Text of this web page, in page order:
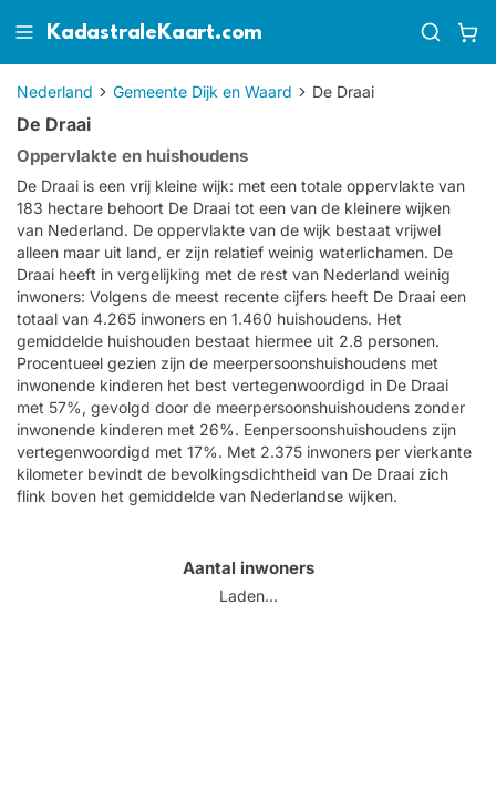
KadastraleKaart.com
Nederland Gemeente Dijk en Waard De Draai
De Draai
Oppervlakte en huishoudens
De Draai is een vrij kleine wijk: met een totale oppervlakte van
183 hectare behoort De Draai tot een van de kleinere wijken
van Nederland. De oppervlakte van de wijk bestaat vrijwel
alleen maar uit land, er zijn relatief weinig waterlichamen. De
Draai heeft in vergelijking met de rest van Nederland weinig
inwoners: Volgens de meest recente cijfers heeft De Draai een
totaal van 4.265 inwoners en 1.460 huishoudens. Het
gemiddelde huishouden bestaat hiermee uit 2.8 personen.
Procentueel gezien zijn de meerpersoonshuishoudens met
inwonende kinderen het best vertegenwoordigd in De Draai
met 57%, gevolgd door de meerpersoonshuishoudens zonder
inwonende kinderen met 26%. Eenpersoonshuishoudens zijn
vertegenwoordigd met 17%. Met 2.375 inwoners per vierkante
kilometer bevindt de bevolkingsdichtheid van De Draai zich
flink boven het gemiddelde van Nederlandse wijken.
Aantal inwoners
Laden...